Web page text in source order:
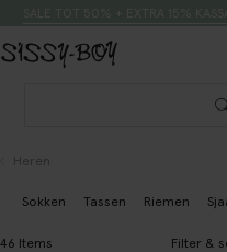
Heren
Sokken Tassen Riemen
46 Items Filter &